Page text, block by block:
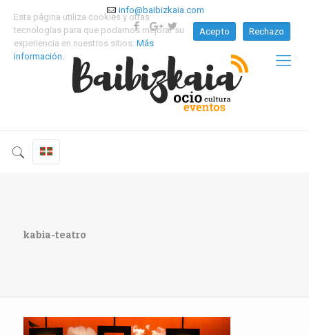
info@baibizkaia.com
kabia-teatro
Esta página utiliza cookies y otras
tecnologías para que podamos mejorar su
experiencia en nuestros sitios: Más
información.
Acepto Rechazo